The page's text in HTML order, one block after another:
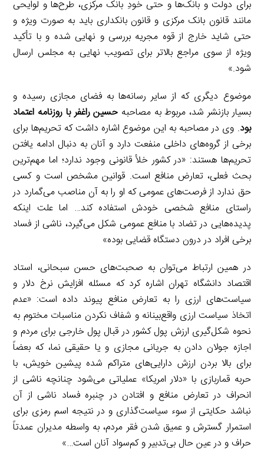
برای دولت و بانک‌ها و حتی خودِ بانک مرکزی، طرح‌ها و لوایحی
مانند قانون بانک مرکزی و قانون بانکداری باید به صورت ویژه و
حتی شاید خارج از قوه مجریه بررسی و نهایی شده و با تأکید
ویژه از سوی مراجع بالاتر برای تصویب نهایی به مجلس ارسال
شود.»
موضوع دیگری که از سایر رسانه‌ها به فضای مجازی رسیده و
بسیار بازنشر شد، مربوط به مصاحبه حسین راغفر با روزنامه اعتماد
بود. وی در مصاحبه به این موضوع اشاره داشت که تحریم‌ها برای
برخی از گروه‌های داخلی منفعت دارد و آنان به دنبال ادامه یافتن
تحریم‌ها هستند: «در کشور خلأ قانونی وجود ندارد؛ اما مهم‌ترین
بحث فعلی، تعارض منافع است. قوانین مشخص است و کسی
حق ندارد از فرصت‌های عمومی که او را به آن مناصب می‌گمارد در
راستای منافع شخصی خودش استفاده کند… اما علت اینکه
پدیده‌هایی در تضاد با منافع عمومی شکل می‌گیرد، ناشی از فساد
برخی افراد در درون دستگاه قضایی بوده»
در همین ارتباط می‌توان به صحبت‌های حسن سبحانی، استاد
اقتصاد دانشگاه تهران اشاره کرد که مسئله افزایش نرخ دلار و
سیاست‌های ارزی را به تعارض منافع پیوند داده است: «عدم
اتخاذ سیاست ارزی واقع‌بینانه و شفاف نکردن مناسبات مختوم به
نحوه شکل‌گیری ارزش پول کشور در قبال پول خارجی برای مردم و
اجازه جولان دادن به جریانی مجازی و یا حقیقی نما، که بعضاً
برای بالا بردن ارزش دارایی‌های متراکم شده پیشین خویش، با
حربه قماربازی با «دلار امریکا» عملیاتی می‌شود چنانچه ناشی از
انحراف در تعارض منافع و افتادن در چنبره فساد ناشی از آن
نباشد حکایتی از سوء سیاست‌گذاری و در نتیجه اسم رمزی برای
استمرار گسترش و عمیق شدن فقر مردم، به واسطه مدیران عمدتاً
حراف و در عین حال بی‌تدبیر و کم‌سواد آنان است…»